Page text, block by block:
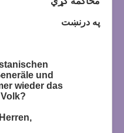
په درنښت
und
wieder das